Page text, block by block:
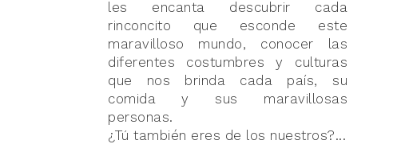
les encanta descubrir cada
rinconcito que esconde este
maravilloso mundo, conocer las
diferentes costumbres y culturas
que nos brinda cada país, su
comida y sus maravillosas
personas.
¿Tú también eres de los nuestros?...